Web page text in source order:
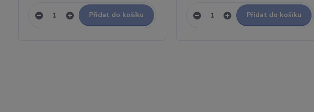
Přidat do košíku Přidat do košíku